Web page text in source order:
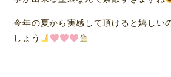
今年の夏から実感して頂けると嬉しい
しょう